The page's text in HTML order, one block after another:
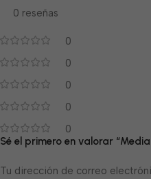
0 reseñas
0
0
0
0
0
Sé el primero en valorar
Tu dirección de correo